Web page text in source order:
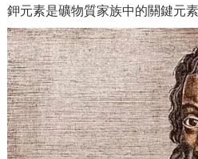
鉀元素是礦物質家族中的關鍵元素